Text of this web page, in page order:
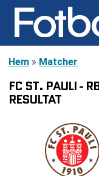
Hem » Matcher
FC ST. PAULI -
RESULTAT